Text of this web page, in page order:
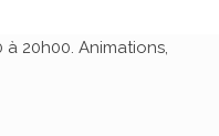
à 20h00. Animations,